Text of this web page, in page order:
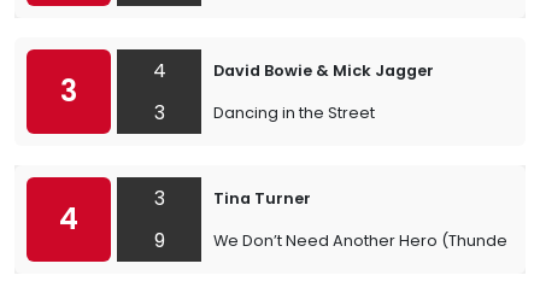
3
4
3
David Bowie & Mick Jagger
Dancing in the Street
4
3
9
Tina Turner
We Don’t Need Another Hero